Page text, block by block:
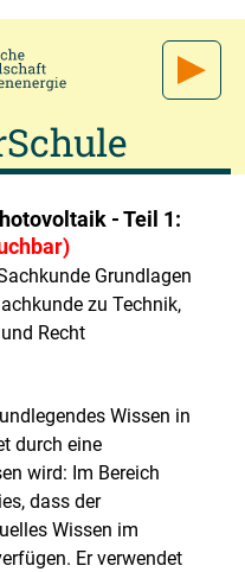
- Teil 1:
Grundlagen
zu Technik,
Recht
Wissen in
durch eine
wird: Im Bereich
dass der
Wissen im
Er verwendet